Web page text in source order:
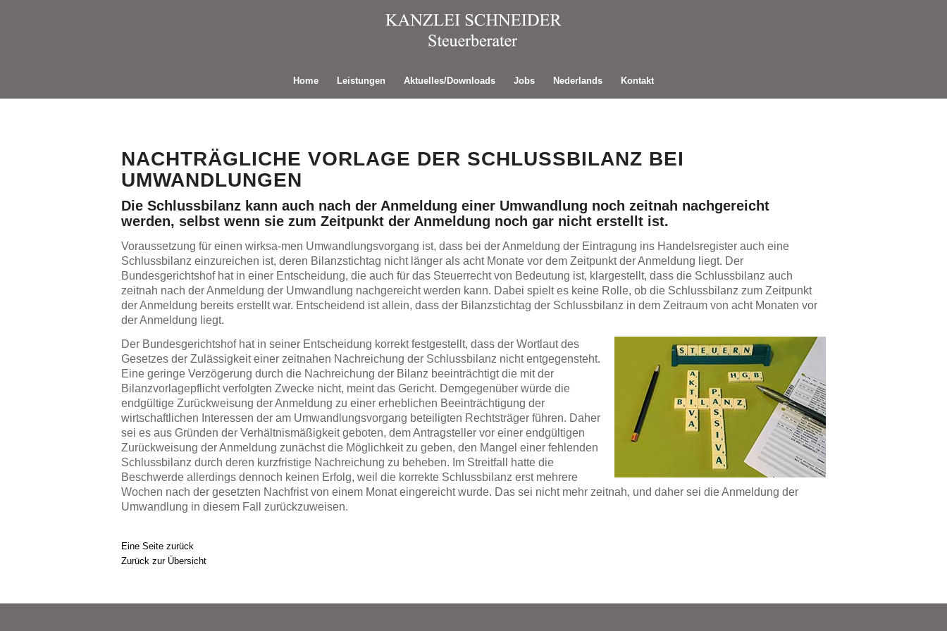
Home Leistungen Aktuelles/Downloads Jobs Nederlands Kontakt
NACHTRÄGLICHE VORLAGE DER SCHLUSSBILANZ BEI
UMWANDLUNGEN
Die Schlussbilanz kann auch nach der Anmeldung einer Umwandlung noch zeitnah nachgereicht
werden, selbst wenn sie zum Zeitpunkt der Anmeldung noch gar nicht erstellt ist.
Voraussetzung für einen wirksa-men Umwandlungsvorgang ist, dass bei der Anmeldung der Eintragung ins Handelsregister auch eine
Schlussbilanz einzureichen ist, deren Bilanzstichtag nicht länger als acht Monate vor dem Zeitpunkt der Anmeldung liegt. Der
Bundesgerichtshof hat in einer Entscheidung, die auch für das Steuerrecht von Bedeutung ist, klargestellt, dass die Schlussbilanz auch
zeitnah nach der Anmeldung der Umwandlung nachgereicht werden kann. Dabei spielt es keine Rolle, ob die Schlussbilanz zum Zeitpunkt
der Anmeldung bereits erstellt war. Entscheidend ist allein, dass der Bilanzstichtag der Schlussbilanz in dem Zeitraum von acht Monaten vor
der Anmeldung liegt.
Der Bundesgerichtshof hat in seiner Entscheidung korrekt festgestellt, dass der Wortlaut des
Gesetzes der Zulässigkeit einer zeitnahen Nachreichung der Schlussbilanz nicht entgegensteht.
Eine geringe Verzögerung durch die Nachreichung der Bilanz beeinträchtigt die mit der
Bilanzvorlagepflicht verfolgten Zwecke nicht, meint das Gericht. Demgegenüber würde die
endgültige Zurückweisung der Anmeldung zu einer erheblichen Beeinträchtigung der
wirtschaftlichen Interessen der am Umwandlungsvorgang beteiligten Rechtsträger führen. Daher
sei es aus Gründen der Verhältnismäßigkeit geboten, dem Antragsteller vor einer endgültigen
Zurückweisung der Anmeldung zunächst die Möglichkeit zu geben, den Mangel einer fehlenden
Schlussbilanz durch deren kurzfristige Nachreichung zu beheben. Im Streitfall hatte die
Beschwerde allerdings dennoch keinen Erfolg, weil die korrekte Schlussbilanz erst mehrere
Wochen nach der gesetzten Nachfrist von einem Monat eingereicht wurde. Das sei nicht mehr zeitnah, und daher sei die Anmeldung der
Umwandlung in diesem Fall zurückzuweisen.
Eine Seite zurück
Zurück zur Übersicht